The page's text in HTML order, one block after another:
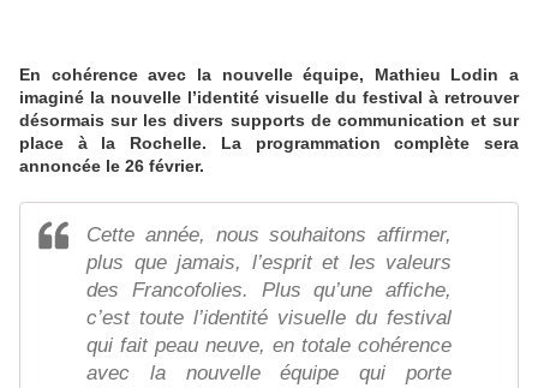
En cohérence avec la nouvelle équipe, Mathieu Lodin a
imaginé la nouvelle l’identité visuelle du festival à retrouver
désormais sur les divers supports de communication et sur
place à la Rochelle. La programmation complète sera
annoncée le 26 février.
Cette année, nous souhaitons affirmer,
plus que jamais, l’esprit et les valeurs
des Francofolies. Plus qu’une affiche,
c’est toute l’identité visuelle du festival
qui fait peau neuve, en totale cohérence
avec la nouvelle équipe qui porte